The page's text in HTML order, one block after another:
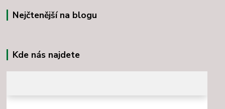
Nejčtenější na blogu
Kde nás najdete